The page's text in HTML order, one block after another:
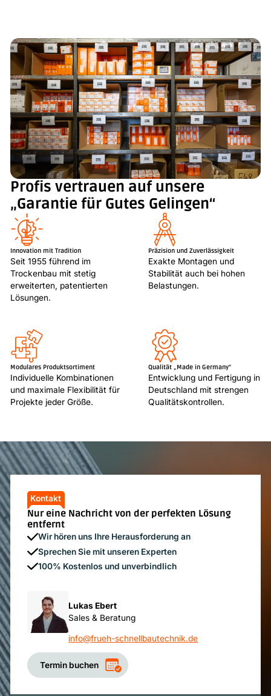
Profis vertrauen auf unsere
„Garantie für Gutes Gelingen“
Innovation mit Tradition
Seit 1955 führend im
Trockenbau mit stetig
erweiterten, patentierten
Lösungen.
Präzision und Zuverlässigkeit
Exakte Montagen und
Stabilität auch bei hohen
Belastungen.
Modulares Produktsortiment
Individuelle Kombinationen
und maximale Flexibilität für
Projekte jeder Größe.
Qualität „Made in Germany“
Entwicklung und Fertigung in
Deutschland mit strengen
Qualitätskontrollen.
Kontakt
Nur eine Nachricht von der perfekten Lösung
entfernt
Wir hören uns Ihre Herausforderung an
Sprechen Sie mit unseren Experten
100% Kostenlos und unverbindlich
Lukas Ebert
Sales & Beratung
info@frueh-schnellbautechnik.de
Termin buchen